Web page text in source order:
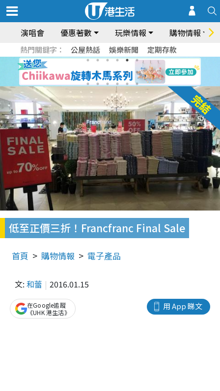
演唱會 優惠著數 玩樂情報 購物情報
熱門關鍵字： 公屋熱話 娛樂新聞 定期存款
低至正價三折！Francfranc Final Sale
首頁 購物情報 電子產品
文: 和蕾 2016.01.15
用 App 睇文
在Google追蹤
《UHK 港生活》